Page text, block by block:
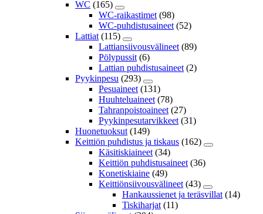
WC (165)
WC-raikastimet (98)
WC-puhdistusaineet (52)
Lattiat (115)
Lattiansiivousvälineet (89)
Pölypussit (6)
Lattian puhdistusaineet (2)
Pyykinpesu (293)
Pesuaineet (131)
Huuhteluaineet (78)
Tahranpoistoaineet (27)
Pyykinpesutarvikkeet (31)
Huonetuoksut (149)
Keittiön puhdistus ja tiskaus (162)
Käsitiskiaineet (34)
Keittiön puhdistusaineet (36)
Konetiskiaine (49)
Keittiönsiivousvälineet (43)
Hankaussienet ja teräsvillat (14)
Tiskiharjat (11)